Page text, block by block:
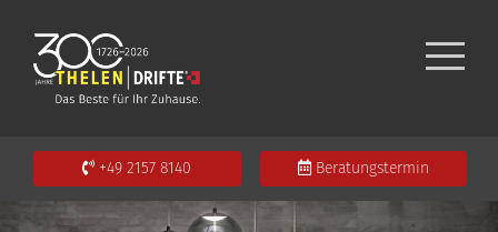
+49 2157 8140 Beratungstermin